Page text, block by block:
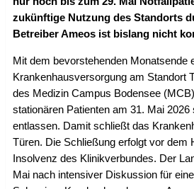
zukünftige Nutzung des Standorts
Betreiber Ameos ist bislang nicht
Mit dem bevorstehenden Monatsende
Krankenhausversorgung am Standort
des Medizin Campus Bodensee
stationären Patienten am 31. Mai
entlassen. Damit schließt das
Türen. Die Schließung erfolgt vor dem
Insolvenz des Klinikverbundes. Der
Mai nach intensiver Diskussion für